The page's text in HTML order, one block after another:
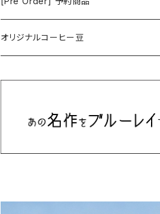
ミュージカル/音楽/ドキュメンタリー/コンピ
Grouper
Bill Callahan
Phoebe Bridgers
細野晴臣
オリジナルコーヒー豆